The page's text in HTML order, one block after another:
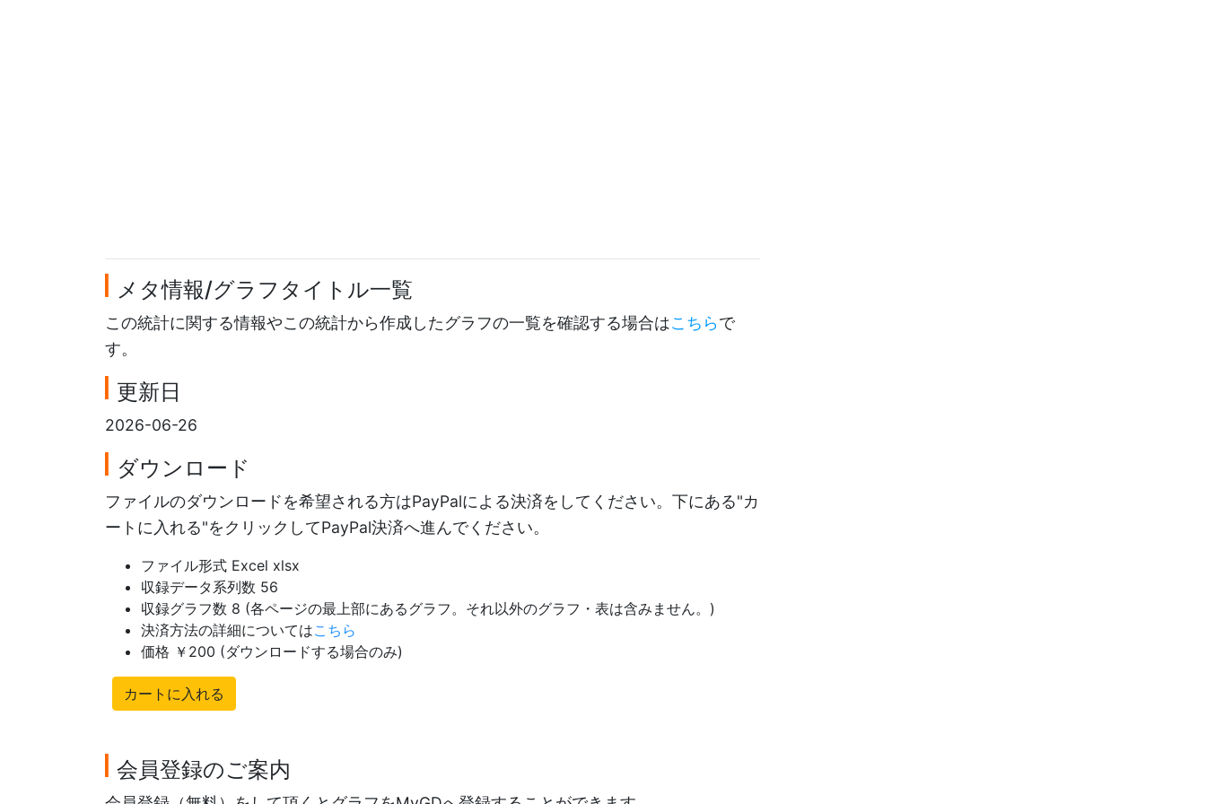
メタ情報/グラフタイトル一覧
この統計に関する情報やこの統計から作成したグラフの一覧を確認する場合はこちらで
す。
更新日
2026-06-26
ダウンロード
ファイルのダウンロードを希望される方はPayPalによる決済をしてください。下にある"カ
ートに入れる"をクリックしてPayPal決済へ進んでください。
ファイル形式 Excel xlsx
収録データ系列数 56
収録グラフ数 8 (各ページの最上部にあるグラフ。それ以外のグラフ・表は含みません。)
決済方法の詳細についてはこちら
価格 ￥200 (ダウンロードする場合のみ)
カートに入れる
会員登録のご案内